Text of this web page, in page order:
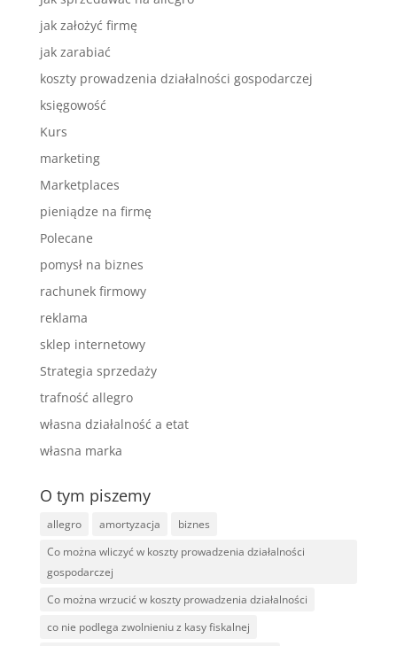
jak założyć firmę
jak zarabiać
koszty prowadzenia działalności gospodarczej
księgowość
Kurs
marketing
Marketplaces
pieniądze na firmę
Polecane
pomysł na biznes
rachunek firmowy
reklama
sklep internetowy
Strategia sprzedaży
trafność allegro
własna działalność a etat
własna marka
O tym piszemy
allegro amortyzacja
biznes
Co można wliczyć w koszty prowadzenia działalności
gospodarczej
Co można wrzucić w koszty prowadzenia działalności
co nie podlega zwolnieniu z kasy fiskalnej